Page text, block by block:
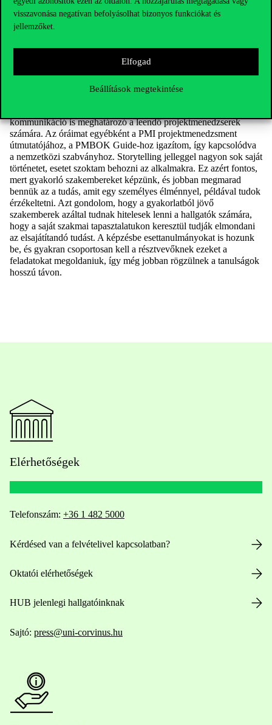
visszavonása negatívan befolyásolhat bizonyos funkciókat és
jellemzőket.
Elfogad
Beállítások megtekintése
vannak az egyetemi szakemberek is, akik meg sok évtizedes
oktatási tapasztalattal rendelkeznek és jelentős akadémiai és
elmélet tudás birtokában segítenek ötvözni témákat.
Gyakorló szakemberként oktat a képzésben. Hogyan viszi be
a szakmai tanulságokat az óráira?
A projektkommunikáció tudásterület tartozik hozzám a
programban. A hallgatóknak mindig elmondjuk, hogy a
kommunikáció is meghatározó a leendő projektmenedzserek
számára. Az óráimat egyébként a PMI projektmenedzsment
útmutatójához, a PMBOK Guide-hoz igazítom, így kapcsolódva
a nemzetközi szabványhoz. Storytelling jelleggel nagyon sok saját
történetet, esetet szoktam behozni az alkalmakra. Ez azért fontos,
mert gyakorló szakembereket képzünk, és jobban megmarad
bennük az a tudás, amit egy személyes élménnyel, példával tudok
érzékeltetni. Azt gondolom, hogy a gyakorlatból jövő
szakemberek azáltal tudnak hitelesek lenni a hallgatók számára,
hogy a saját szakmai tapasztalatukon keresztül tudják elmondani
az elsajátítandó tudást. A képzésbe esettanulmányokat is hozunk
be, és gyakran csoportosan kell a résztvevőknek ezeket a
feladatokat megoldaniuk, így még jobban rögzülnek a tanulságok
hosszú távon.
Elérhetőségek
Telefonszám: +36 1 482 5000
Kérdésed van a felvételivel kapcsolatban?
Oktatói elérhetőségek
HUB jelenlegi hallgatóinknak
Sajtó: press@uni-corvinus.hu